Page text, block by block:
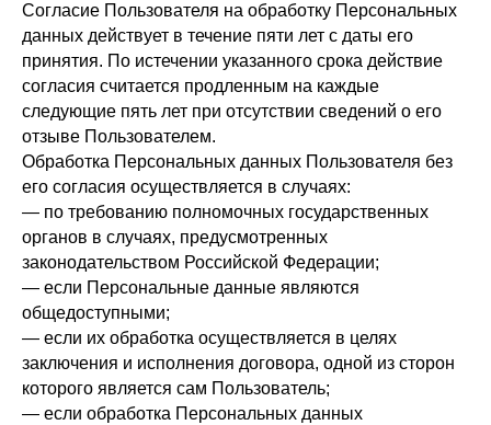
Согласие Пользователя на обработку Персональных
данных действует в течение пяти лет с даты его
принятия. По истечении указанного срока действие
согласия считается продленным на каждые
следующие пять лет при отсутствии сведений о его
отзыве Пользователем.
Обработка Персональных данных Пользователя без
его согласия осуществляется в случаях:
— по требованию полномочных государственных
органов в случаях, предусмотренных
законодательством Российской Федерации;
— если Персональные данные являются
общедоступными;
— если их обработка осуществляется в целях
заключения и исполнения договора, одной из сторон
которого является сам Пользователь;
— если обработка Персональных данных